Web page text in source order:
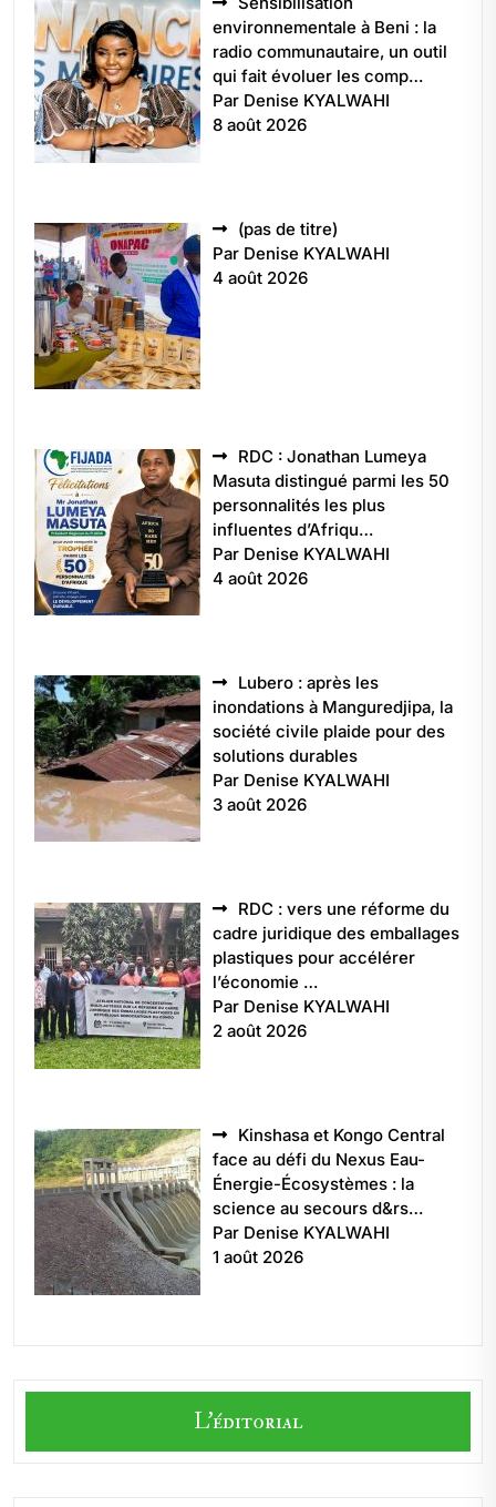
environnementale à Beni : la
radio communautaire, un outil
qui fait évoluer les comp…
Par Denise KYALWAHI
8 août 2026
(pas de titre)
5496
Par Denise KYALWAHI
4 août 2026
RDC : Jonathan Lumeya
Masuta distingué parmi les 50
personnalités les plus
influentes d’Afriqu…
Par Denise KYALWAHI
4 août 2026
Lubero : après les
inondations à Manguredjipa, la
société civile plaide pour des
solutions durables
Par Denise KYALWAHI
3 août 2026
RDC : vers une réforme du
cadre juridique des emballages
plastiques pour accélérer
l’économie …
Par Denise KYALWAHI
2 août 2026
Kinshasa et Kongo Central
face au défi du Nexus Eau-
Énergie-Écosystèmes : la
science au secours d&rs…
Par Denise KYALWAHI
1 août 2026
L'éditorial